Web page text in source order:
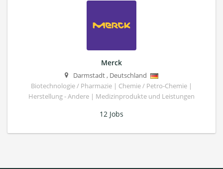
Merck
Darmstadt, Deutschland
Biotechnologie / Pharmazie | Chemie / Petro-Chemie |
Herstellung - Andere | Medizinprodukte und Leistungen
12 Jobs